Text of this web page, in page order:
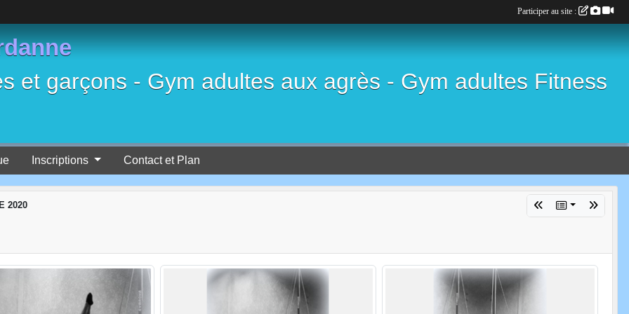
et garçons - Gym adultes aux agrès - Gym adultes Fitness
Inscriptions Contact et Plan
2020
Participer au site :